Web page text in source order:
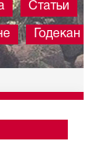
Статьи
Годекан